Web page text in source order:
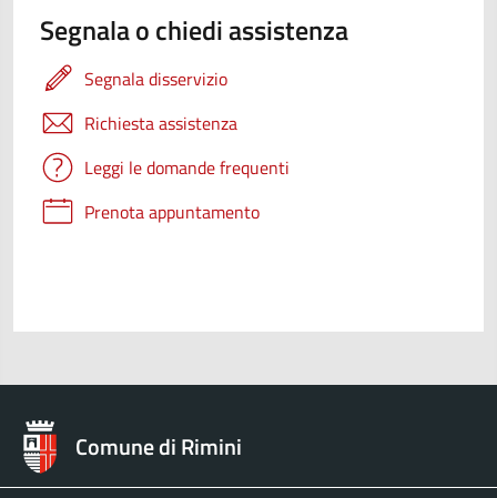
Segnala o chiedi assistenza
Segnala disservizio
Richiesta assistenza
Leggi le domande frequenti
Prenota appuntamento
Comune di Rimini